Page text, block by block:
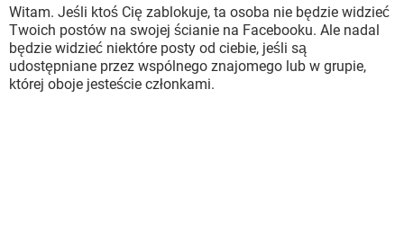
Witam. Jeśli ktoś Cię zablokuje, ta osoba nie będzie widzieć
Twoich postów na swojej ścianie na Facebooku. Ale nadal
będzie widzieć niektóre posty od ciebie, jeśli są
udostępniane przez wspólnego znajomego lub w grupie,
której oboje jesteście członkami.